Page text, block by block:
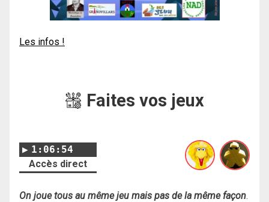
Les infos !
Faites vos jeux
1:06:54
Accès direct
On joue tous au même jeu mais pas de la même façon.